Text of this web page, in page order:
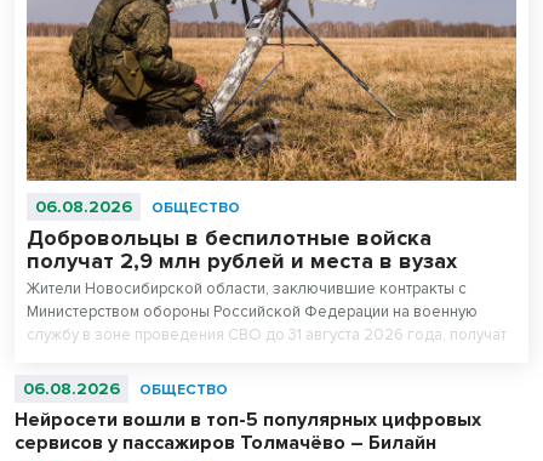
06.08.2026 ОБЩЕСТВО
Добровольцы в беспилотные войска
получат 2,9 млн рублей и места в вузах
Жители Новосибирской области, заключившие контракты с
Министерством обороны Российской Федерации на военную
службу в зоне проведения СВО до 31 августа 2026 года, получат
поддержки бойцов и ветеранов в регионе создана действенная
система мер. Так, добровольцы в беспилотные войска, желающие
поступить в колледжи и вузы, но набравшим ниже проходных
баллов, получают право на приоритетное зачисление в вузы и
06.08.2026 ОБЩЕСТВО
Нейросети вошли в топ-5 популярных цифровых
сервисов у пассажиров Толмачёво – Билайн